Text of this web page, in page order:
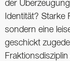
der
Identität? Starke
sondern eine
geschickt